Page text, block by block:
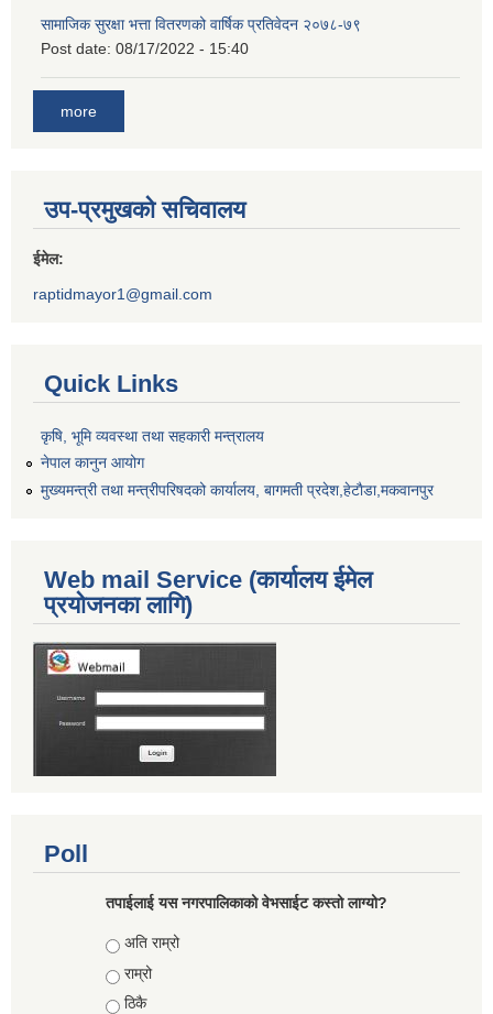
सामाजिक सुरक्षा भत्ता वितरणको वार्षिक प्रतिवेदन २०७८-७९
Post date: 08/17/2022 - 15:40
more
उप-प्रमुखको सचिवालय
ईमेल:
raptidmayor1@gmail.com
Quick Links
कृषि, भूमि व्यवस्था तथा सहकारी मन्त्रालय
नेपाल कानुन आयोग
मुख्यमन्त्री तथा मन्त्रीपरिषदको कार्यालय, बागमती प्रदेश,हेटाैडा,मकवानपुर
Web mail Service (कार्यालय ईमेल
प्रयोजनका लागि)
Poll
तपाईलाई यस नगरपालिकाको वेभसाईट कस्तो लाग्यो?
Choices
अति राम्रो
राम्रो
ठिकै